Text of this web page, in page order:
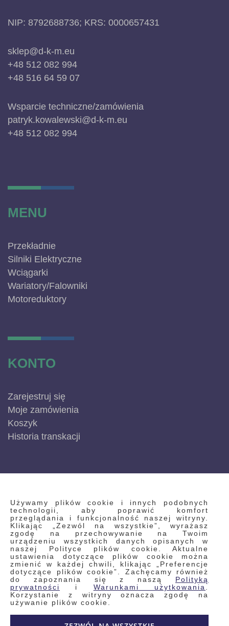
Używamy plików cookie i innych podobnych
technologii, aby poprawić komfort
przeglądania i funkcjonalność naszej witryny.
Klikając „Zezwól na wszystkie”, wyrażasz
zgodę na przechowywanie na Twoim
urządzeniu wszystkich danych opisanych w
naszej Polityce plików cookie. Aktualne
ustawienia dotyczące plików cookie można
zmienić w każdej chwili, klikając „Preferencje
dotyczące plików cookie”. Zachęcamy również
do zapoznania się z naszą Polityką
prywatności
i Warunkami użytkowania
Korzystanie z witryny oznacza zgodę na
używanie plików cookie.
NIP: 8792688736; KRS: 0000657431
sklep@d-k-m.eu
+48 512 082 994
+48 516 64 59 07
Wsparcie techniczne/zamówienia
patryk.kowalewski@d-k-m.eu
+48 512 082 994
MENU
Przekładnie
Silniki Elektryczne
Wciągarki
Wariatory/Falowniki
Motoreduktory
KONTO
Zarejestruj się
Moje zamówienia
Koszyk
Historia transkacji
INFORMACJE
Regulamin
Polityka prywatności i pliki cookie
Wyszukiwane frazy
Wyszukiwanie zaawansowane
Zamówienia
Skontaktuj się z nami
Odstąp od umowy